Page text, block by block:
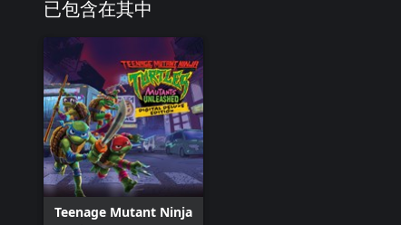
已包含在其中
Teenage Mutant Ninja